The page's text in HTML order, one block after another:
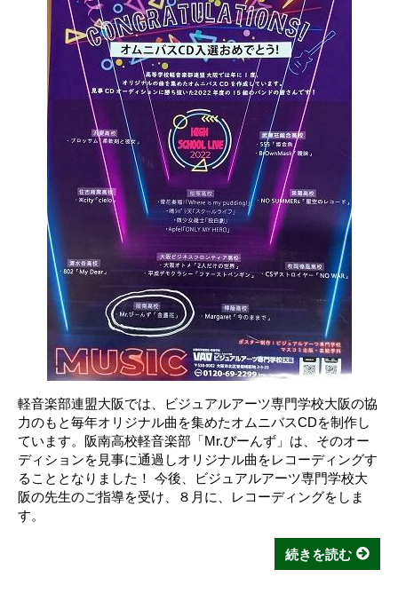
軽音楽部連盟大阪では、ビジュアルアーツ専門学校大阪の協
力のもと毎年オリジナル曲を集めたオムニバスCDを制作し
ています。阪南高校軽音楽部「Mr.びーんず」は、そのオー
ディションを見事に通過しオリジナル曲をレコーディングす
ることとなりました！ 今後、ビジュアルアーツ専門学校大
阪の先生のご指導を受け、８月に、レコーディングをしま
す。
続きを読む